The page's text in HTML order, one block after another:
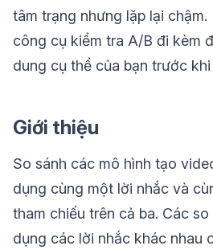
tâm trạng nhưng lặp lại
công cụ kiểm tra A/B đi kèm
dung cụ thể của bạn trước
Giới thiệu
So sánh các mô hình tạo
dụng cùng một lời nhắc và
tham chiếu trên cả ba. Các
dụng các lời nhắc khác nhau